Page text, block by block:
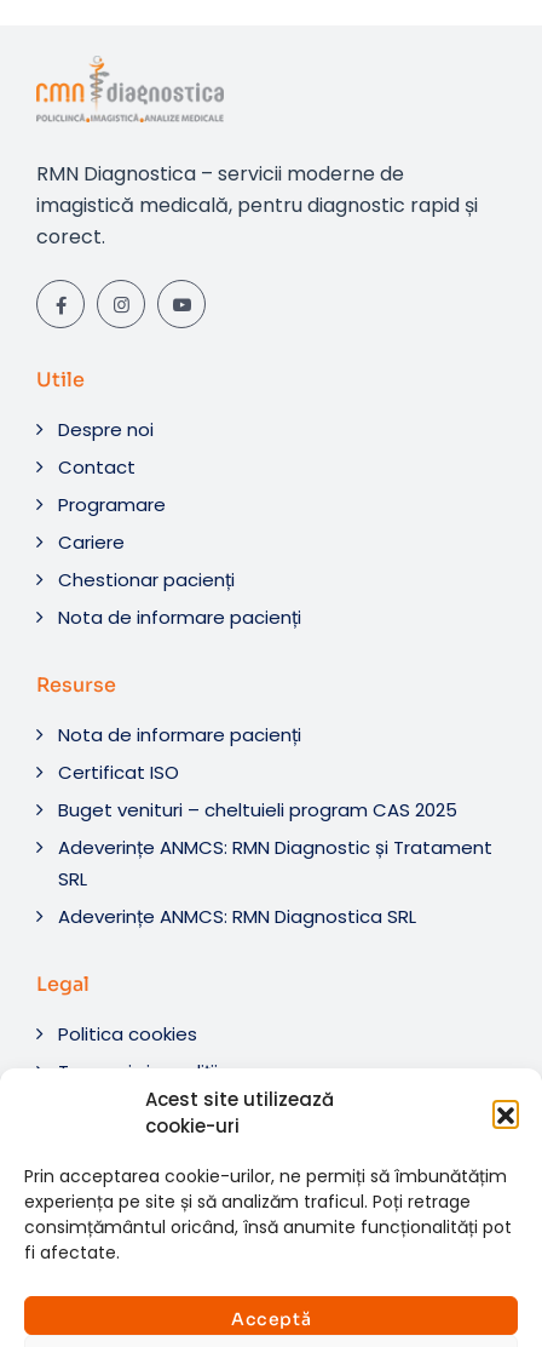
Acest site utilizează
cookie-uri
Prin acceptarea cookie-urilor, ne permiți să îmbunătățim
experiența pe site și să analizăm traficul. Poți retrage
consimțământul oricând, însă anumite funcționalități pot
fi afectate.
Acceptă
RMN Diagnostica – servicii moderne de
imagistică medicală, pentru diagnostic rapid și
corect.
Utile
Despre noi
Contact
Programare
Cariere
Chestionar pacienți
Nota de informare pacienți
Resurse
Nota de informare pacienți
Certificat ISO
Buget venituri – cheltuieli program CAS 2025
Adeverințe ANMCS: RMN Diagnostic și Tratament
SRL
Adeverințe ANMCS: RMN Diagnostica SRL
Legal
Politica cookies
Termeni si condiții
Soluționare litigii
rezervate.
Website dezvoltat de:www.t-web.ro
×
Consultații si investigații